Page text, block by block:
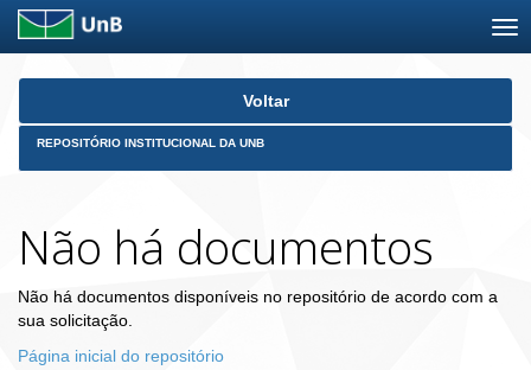
Skip
Voltar
REPOSITÓRIO INSTITUCIONAL DA UNB
Não há documentos
Não há documentos disponíveis no repositório de acordo com a
sua solicitação.
Página inicial do repositório